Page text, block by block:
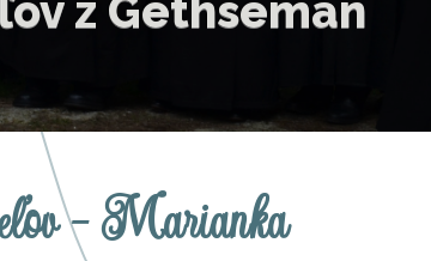
- Marianka